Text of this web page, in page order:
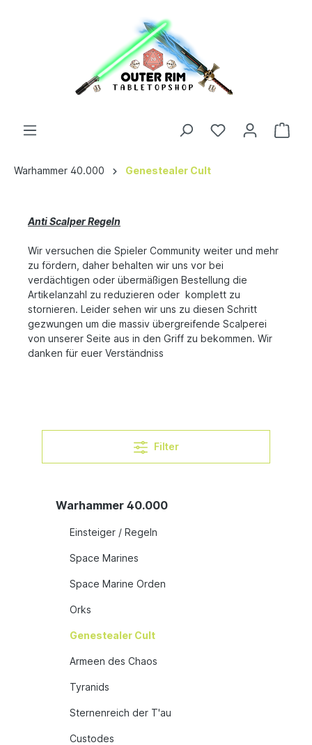
Warhammer 40.000 Genestealer Cult
Anti Scalper Regeln
Wir versuchen die Spieler Community weiter und mehr
zu fördern, daher behalten wir uns vor bei
verdächtigen oder übermäßigen Bestellung die
Artikelanzahl zu reduzieren oder komplett zu
stornieren. Leider sehen wir uns zu diesen Schritt
gezwungen um die massiv übergreifende Scalperei
von unserer Seite aus in den Griff zu bekommen. Wir
danken für euer Verständniss
Filter
Warhammer 40.000
Einsteiger / Regeln
Space Marines
Space Marine Orden
Orks
Genestealer Cult
Armeen des Chaos
Tyranids
Sternenreich der T'au
Custodes